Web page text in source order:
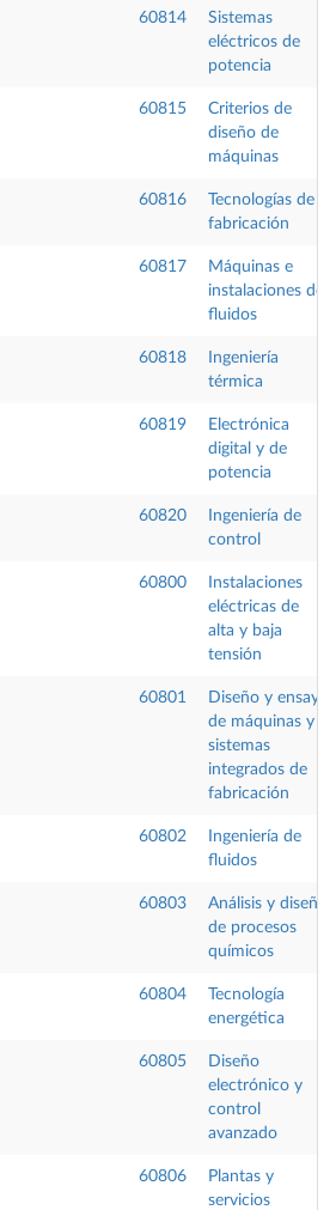
60814
Sistemas
eléctricos de
potencia
60815
Criterios de
diseño de
máquinas
60816
Tecnologías de
fabricación
60817
Máquinas e
instalaciones de
fluidos
60818
Ingeniería
térmica
60819
Electrónica
digital y de
potencia
60820
Ingeniería de
control
60800
Instalaciones
eléctricas de
alta y baja
tensión
60801
Diseño y ensayo
de máquinas y
sistemas
integrados de
fabricación
60802
Ingeniería de
fluidos
60803
Análisis y diseño
de procesos
químicos
60804
Tecnología
energética
60805
Diseño
electrónico y
control
avanzado
60806
Plantas y
servicios